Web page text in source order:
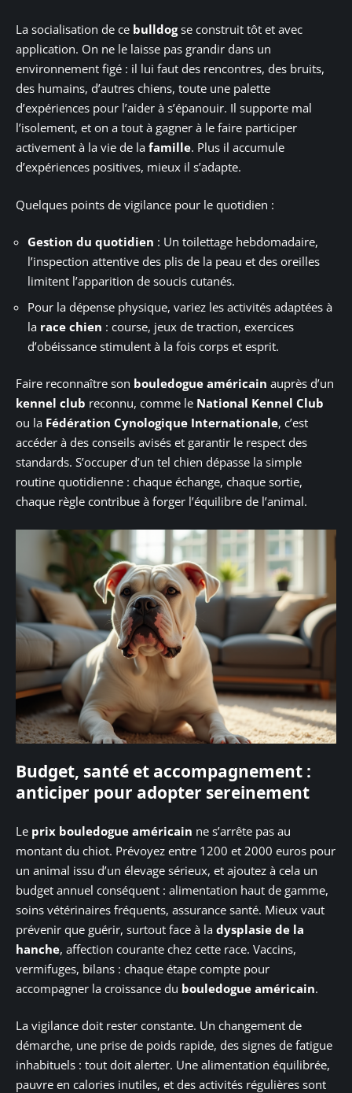
La socialisation de ce bulldogse construit tôt et avec
application. On ne le laisse pas grandir dans un
environnement figé : il lui faut des rencontres, des bruits,
des humains, d’autres chiens, toute une palette
d’expériences pour l’aider à s’épanouir. Il supporte mal
l’isolement, et on a tout à gagner à le faire participer
activement à la vie de la famille. Plus il accumule
d’expériences positives, mieux il s’adapte.
Quelques points de vigilance pour le quotidien :
Gestion du quotidien : Un toilettage hebdomadaire,
l’inspection attentive des plis de la peau et des oreilles
limitent l’apparition de soucis cutanés.
Pour la dépense physique, variez les activités adaptées à
la race chien : course, jeux de traction, exercices
d’obéissance stimulent à la fois corps et esprit.
Faire reconnaître son bouledogue américain auprès d’un
kennel club reconnu, comme le National Kennel Club
ou la Fédération Cynologique Internationale, c’est
accéder à des conseils avisés et garantir le respect des
standards. S’occuper d’un tel chien dépasse la simple
routine quotidienne : chaque échange, chaque sortie,
chaque règle contribue à forger l’équilibre de l’animal.
Budget, santé et accompagnement :
anticiper pour adopter sereinement
Le prix bouledogue américain ne s’arrête pas au
montant du chiot. Prévoyez entre 1200 et 2000 euros pour
un animal issu d’un élevage sérieux, et ajoutez à cela un
budget annuel conséquent : alimentation haut de gamme,
soins vétérinaires fréquents, assurance santé. Mieux vaut
prévenir que guérir, surtout face à la dysplasie de la
hanche, affection courante chez cette race. Vaccins,
vermifuges, bilans : chaque étape compte pour
accompagner la croissance du bouledogue américain.
La vigilance doit rester constante. Un changement de
démarche, une prise de poids rapide, des signes de fatigue
inhabituels : tout doit alerter. Une alimentation équilibrée,
pauvre en calories inutiles, et des activités régulières sont